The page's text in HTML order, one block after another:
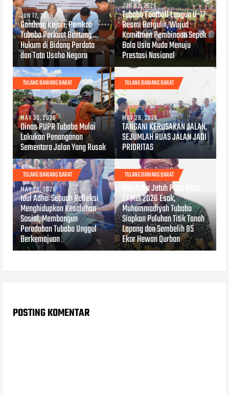
JUN 17, 2026
Gandeng Kejari, Pemkab
Tubaba Perkuat Benteng
Hukum di Bidang Perdata
dan Tata Usaha Negara
JUN 02, 2026
Tubaba Football League U-17
Resmi Bergulir, Wujud
Komitmen Pembinaan Sepak
Bola Usia Muda Menuju
Prestasi Nasional
TULANG BAWANG BARAT
MAY 30, 2026
Dinas PUPR Tubaba Mulai
Lakukan Penanganan
Sementara Jalan Yang Rusak
TULANG BAWANG BARAT
MAY 29, 2026
TANGANI KERUSAKAN JALAN,
SEJUMLAH RUAS JALAN JADI
PRIORITAS
TULANG BAWANG BARAT
MAY 26, 2026
Idul Adha: Sebuah Refleksi
Menghidupkan Kesalehan
Sosial, Membangun
Peradaban Tubaba Unggul
Berkemajuan
TULANG BAWANG BARAT
MAY 26, 2026
Idul Adha Jatuh Pada Rabu
27 Mei 2026 Esok,
Muhammadiyah Tubaba
Siapkan Puluhan Titik Tanah
Lapang dan Sembelih 85
Ekor Hewan Qurban
POSTING KOMENTAR